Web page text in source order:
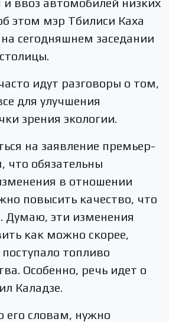
этом мэр Тбилиси Каха
сегодняшнем заседании
идут разговоры о том,
для улучшения
зрения экологии.
на заявление премьер-
что обязательны
в отношении
повысить качество, что
Думаю, эти изменения
как можно скорее,
топливо
Особенно, речь идет о
Каладзе.
его словам, нужно